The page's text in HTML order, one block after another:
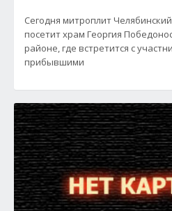
Сегодня митроплит
посетит храм Георгия
районе, где встретится с
прибывшими